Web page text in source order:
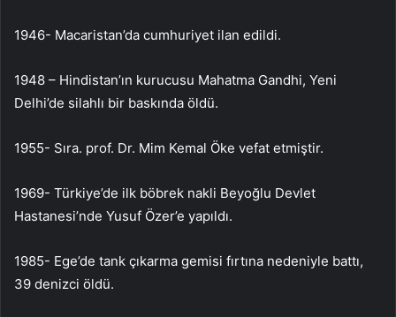
1946- Macaristan’da cumhuriyet ilan edildi.
1948 – Hindistan’ın kurucusu Mahatma Gandhi, Yeni
Delhi’de silahlı bir baskında öldü.
1955- Sıra. prof. Dr. Mim Kemal Öke vefat etmiştir.
1969- Türkiye’de ilk böbrek nakli Beyoğlu Devlet
Hastanesi’nde Yusuf Özer’e yapıldı.
1985- Ege’de tank çıkarma gemisi fırtına nedeniyle battı,
39 denizci öldü.